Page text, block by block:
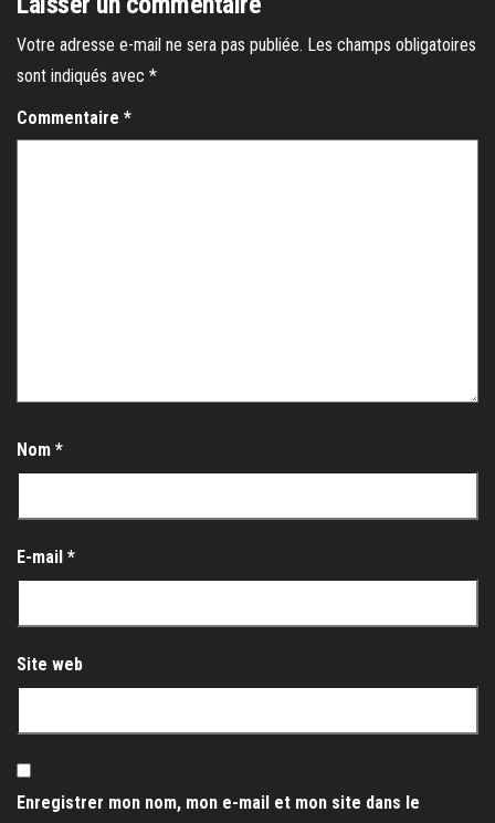
Votre adresse e-mail ne sera pas publiée. Les champs obligatoires
sont indiqués avec *
Commentaire *
Nom *
E-mail *
Site web
Enregistrer mon nom, mon e-mail et mon site dans le